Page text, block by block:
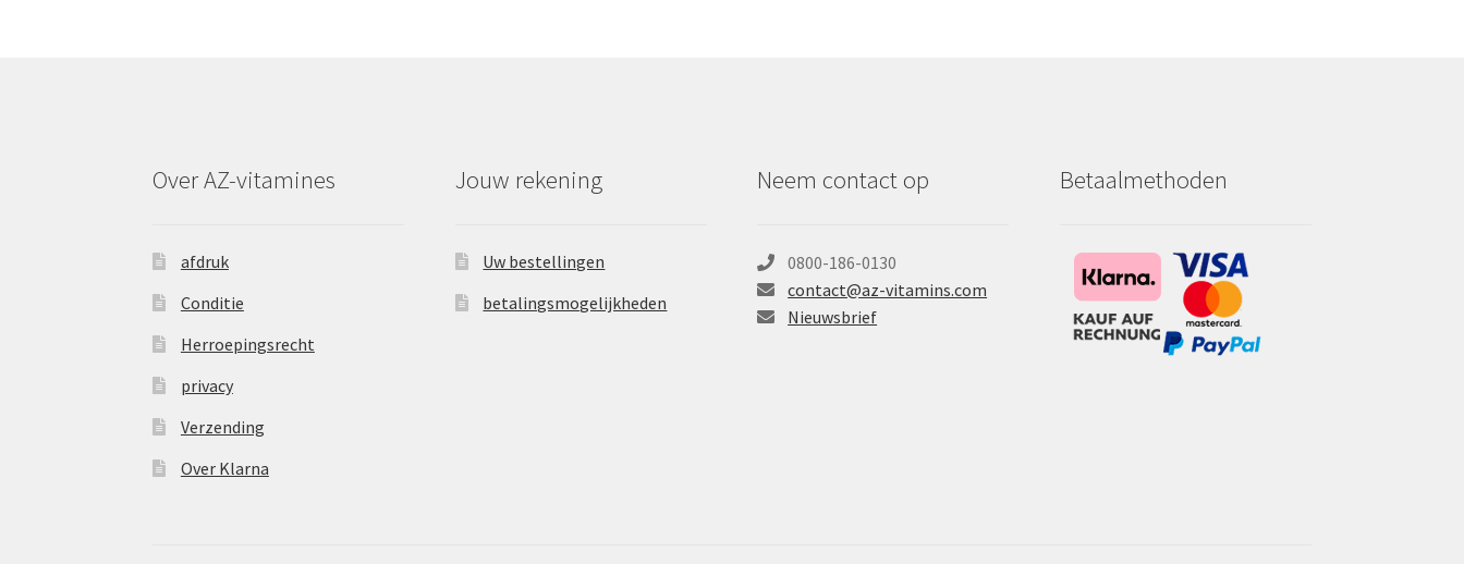
Over AZ-vitamines
afdruk
Conditie
Herroepingsrecht
privacy
Verzending
Over Klarna
Jouw rekening
Uw bestellingen
betalingsmogelijkheden
Neem contact op
0800-186-0130
contact@az-vitamins.com
Nieuwsbrief
Betaalmethoden